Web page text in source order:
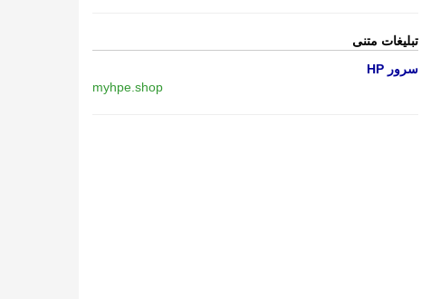
تبلیغات متنی
سرور HP
myhpe.shop